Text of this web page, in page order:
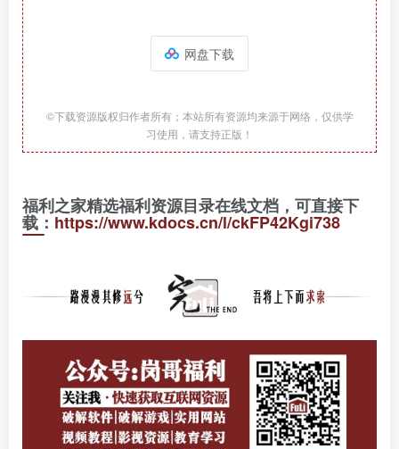
网盘下载
©下载资源版权归作者所有；本站所有资源均来源于网络，仅供学
习使用，请支持正版！
福利之家精选福利资源目录在线文档，可直接下
载：https://www.kdocs.cn/l/ckFP42Kgi738